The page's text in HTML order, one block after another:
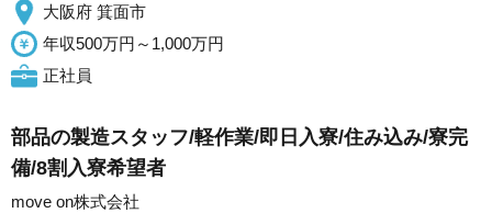
大阪府 箕面市
年収500万円～1,000万円
正社員
部品の製造スタッフ/軽作業/即日入寮/住み込み/寮完
備/8割入寮希望者
move on株式会社